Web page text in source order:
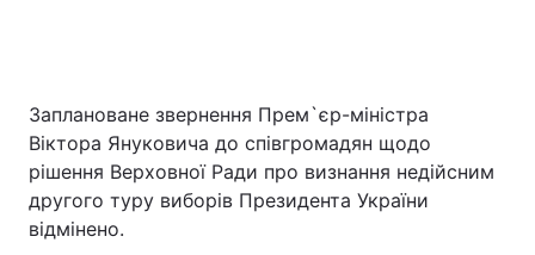
Заплановане звернення Прем`єр-міністра
Віктора Януковича до співгромадян щодо
рішення Верховної Ради про визнання недійсним
другого туру виборів Президента України
відмінено.